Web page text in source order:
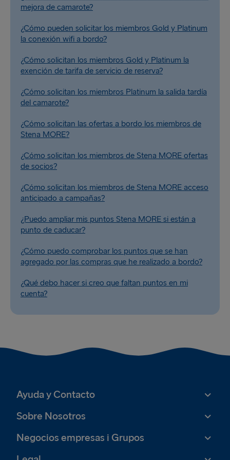
mejora de camarote?
¿Cómo pueden solicitar los miembros Gold y Platinum
la conexión wifi a bordo?
¿Cómo solicitan los miembros Gold y Platinum la
exención de tarifa de servicio de reserva?
¿Cómo solicitan los miembros Platinum la salida tardía
del camarote?
¿Cómo solicitan las ofertas a bordo los miembros de
Stena MORE?
¿Cómo solicitan los miembros de Stena MORE ofertas
de socios?
¿Cómo solicitan los miembros de Stena MORE acceso
anticipado a campañas?
¿Puedo ampliar mis puntos Stena MORE si están a
punto de caducar?
¿Cómo puedo comprobar los puntos que se han
agregado por las compras que he realizado a bordo?
¿Qué debo hacer si creo que faltan puntos en mi
cuenta?
Ayuda y Contacto
Sobre Nosotros
Negocios empresas i Grupos